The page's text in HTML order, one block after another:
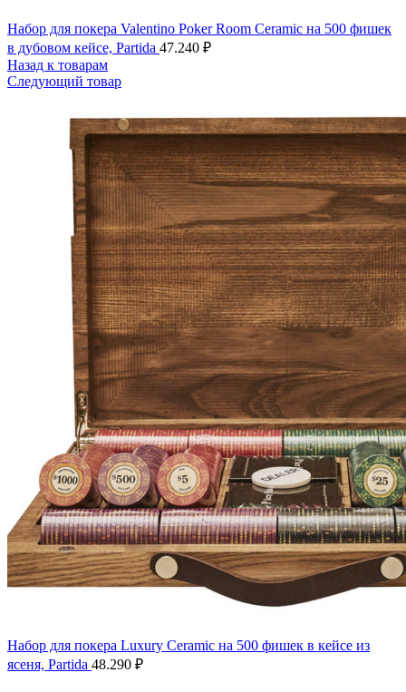
Набор для покера Valentino Poker Room Ceramic на 500 фишек
в дубовом кейсе, Partida 47.240 ₽
Назад к товарам
Следующий товар
Набор для покера Luxury Ceramic на 500 фишек в кейсе из
ясеня, Partida 48.290 ₽